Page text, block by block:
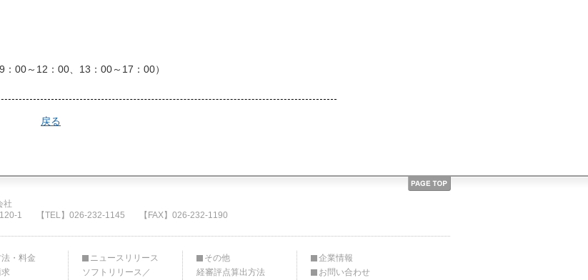
00～12：00、13：00～17：00）
戻る
社
1
【TEL】026-232-1145 【FAX】026-232-1190
・料金
ニュースリリース
ソフトリリース／
その他
経審評点算出方法
企業情報
お問い合わせ